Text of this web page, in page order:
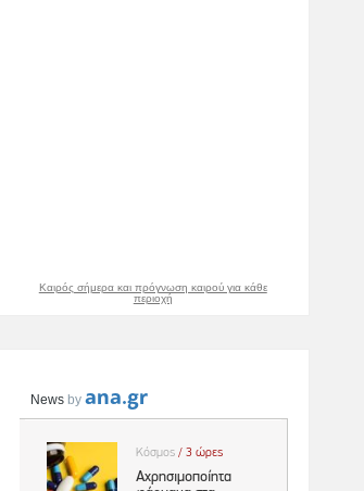
Καιρός σήμερα και πρόγνωση καιρού για κάθε
περιοχή